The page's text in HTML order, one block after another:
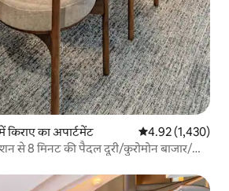
का अपार्टमेंट औसत रेटिंग 5 में से
4.92 (1,430)
से 8 मिनट की पैदल दूरी/कुरोमोन बाजार/